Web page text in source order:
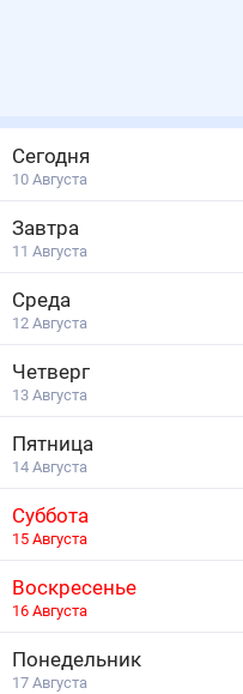
Сегодня
10 Августа
Завтра
11 Августа
Среда
12 Августа
Четверг
13 Августа
Пятница
14 Августа
Суббота
15 Августа
Воскресенье
16 Августа
Понедельник
17 Августа